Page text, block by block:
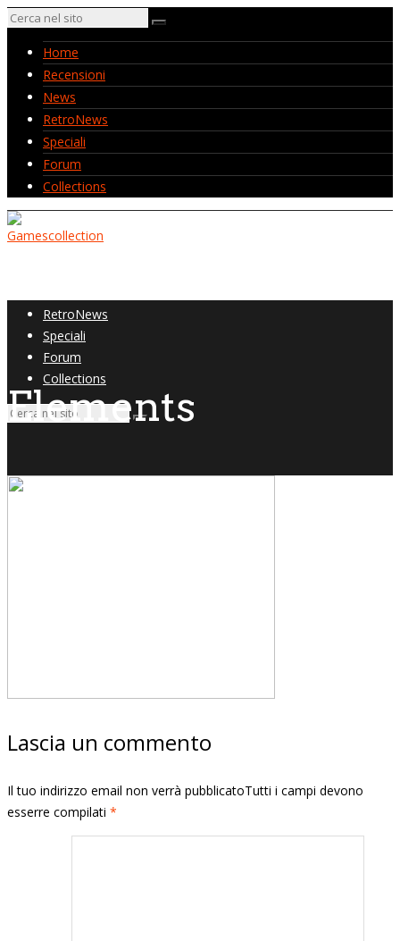
Home
Recensioni
News
RetroNews
Speciali
Forum
Collections
RetroNews
Speciali
Forum
Collections
Elements
Lascia un commento
Il tuo indirizzo email non verrà pubblicatoTutti i campi devono
esserre compilati *